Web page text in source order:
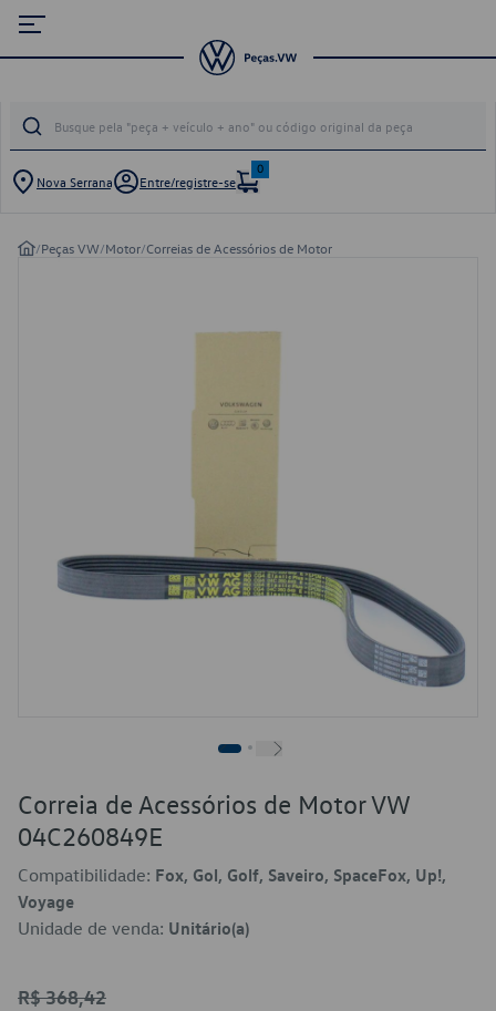
Nova Serrana Entre/registre-se
0
/Peças VW/Motor/Correias de Acessórios de Motor
Correia de Acessórios de Motor VW
04C260849E
Compatibilidade: Fox, Gol, Golf, Saveiro, SpaceFox, Up!,
Voyage
Unidade de venda: Unitário(a)
R$ 368,42